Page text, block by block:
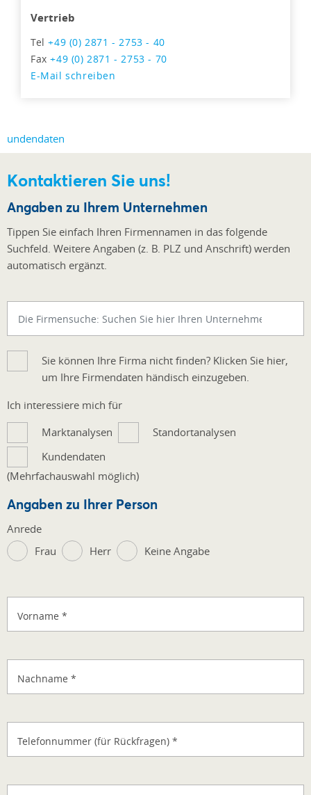
Vertrieb
Tel+49 (0) 2871 - 2753 - 40
Fax+49 (0) 2871 - 2753 - 70
E-Mail schreiben
Kontaktieren Sie uns!
Angaben zu Ihrem Unternehmen
Tippen Sie einfach Ihren Firmennamen in das folgende
Suchfeld. Weitere Angaben (z. B. PLZ und Anschrift) werden
automatisch ergänzt.
Sie können Ihre Firma nicht finden? Klicken Sie hier,
um Ihre Firmendaten händisch einzugeben.
Ich interessiere mich für
Marktanalysen
Standortanalysen
Kundendaten
(Mehrfachauswahl möglich)
Angaben zu Ihrer Person
Anrede
Frau
Herr Keine Angabe
Vorname *
Nachname *
Telefonnummer (für Rückfragen) *